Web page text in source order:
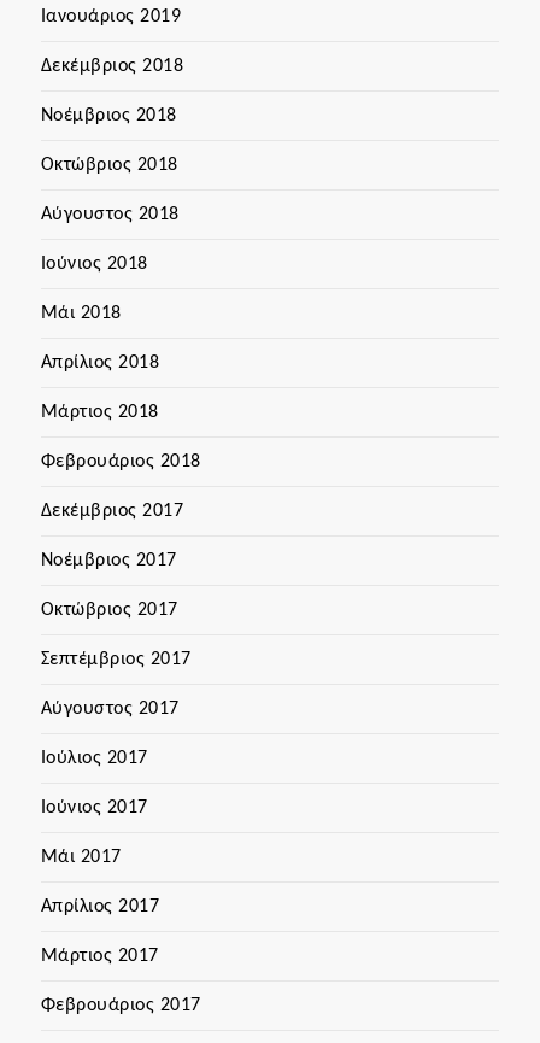
Ιανουάριος 2019
Δεκέμβριος 2018
Νοέμβριος 2018
Οκτώβριος 2018
Αύγουστος 2018
Ιούνιος 2018
Μάι 2018
Απρίλιος 2018
Μάρτιος 2018
Φεβρουάριος 2018
Δεκέμβριος 2017
Νοέμβριος 2017
Οκτώβριος 2017
Σεπτέμβριος 2017
Αύγουστος 2017
Ιούλιος 2017
Ιούνιος 2017
Μάι 2017
Απρίλιος 2017
Μάρτιος 2017
Φεβρουάριος 2017